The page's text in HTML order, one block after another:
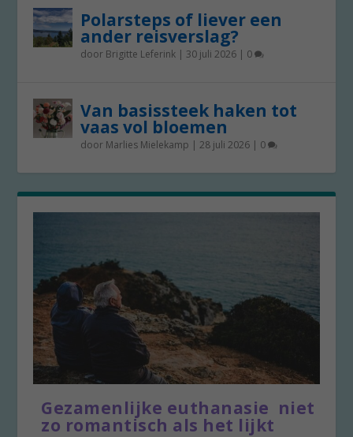
Polarsteps of liever een
ander reisverslag?
door Brigitte Leferink | 30 juli 2026 | 0
Van basissteek haken tot
vaas vol bloemen
door Marlies Mielekamp |28 juli 2026 | 0
Gezamenlijke euthanasie niet
zo romantisch als het lijkt